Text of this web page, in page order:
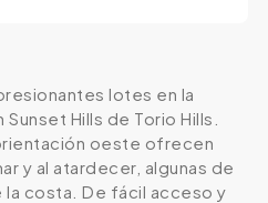
lotes en la
Hills de Torio Hills.
oeste ofrecen
y al atardecer, algunas de
costa. De fácil acceso y